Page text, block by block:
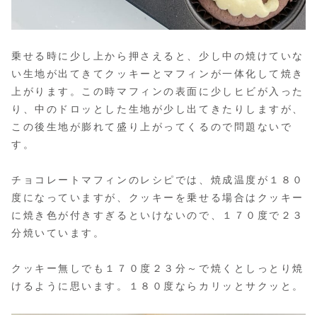
乗せる時に少し上から押さえると、少し中の焼けていな
い生地が出てきてクッキーとマフィンが一体化して焼き
上がります。この時マフィンの表面に少しヒビが入った
り、中のドロッとした生地が少し出てきたりしますが、
この後生地が膨れて盛り上がってくるので問題ないで
す。
チョコレートマフィンのレシピでは、焼成温度が１８０
度になっていますが、クッキーを乗せる場合はクッキー
に焼き色が付きすぎるといけないので、１７０度で２３
分焼いています。
クッキー無しでも１７０度２３分～で焼くとしっとり焼
けるように思います。１８０度ならカリッとサクッと。